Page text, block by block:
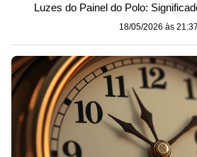
Luzes do Painel do Polo:
18/05/2026 às 21:37